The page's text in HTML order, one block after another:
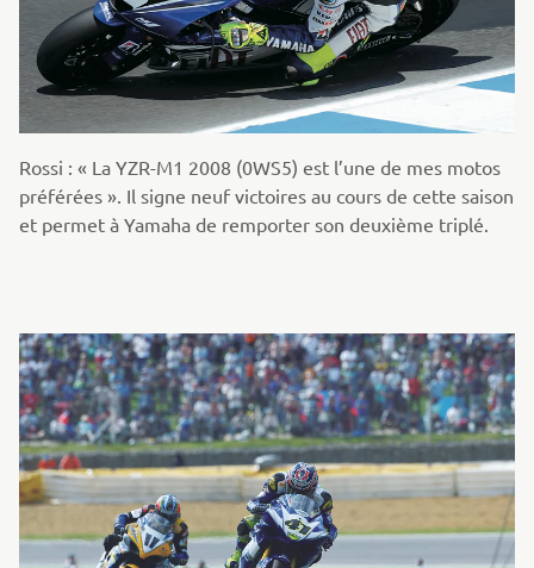
Rossi : « La YZR-M1 2008 (0WS5) est l’une de mes motos
préférées ». Il signe neuf victoires au cours de cette saison
et permet à Yamaha de remporter son deuxième triplé.